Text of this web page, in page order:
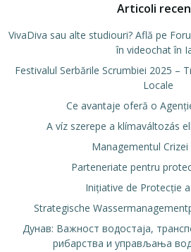
Articoli
VivaDiva sau alte studiouri? Află pe
în videochat în
Festivalul Serbările Scrumbiei 2025 –
Locale
Ce avantaje oferă o
A víz szerepe a klímaváltozás
Managementul Crizei
Parteneriate pentru
Inițiative de Protecție
Strategische
Дунав: Важност водостаја,
рибарства и управљања